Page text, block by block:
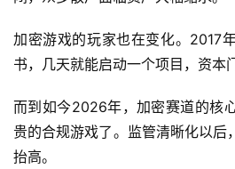
加密游戏的玩家也在变化。2017
书，几天就能启动一个项目，资本
而到如今2026年，加密赛道的核
贵的合规游戏了。监管清晰化以后
抬高。